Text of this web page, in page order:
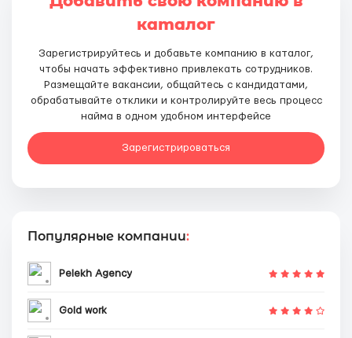
каталог
Зарегистрируйтесь и добавьте компанию в каталог,
чтобы начать эффективно привлекать сотрудников.
Размещайте вакансии, общайтесь с кандидатами,
обрабатывайте отклики и контролируйте весь процесс
найма в одном удобном интерфейсе
Зарегистрироваться
Популярные компании:
Pelekh Agency
Gold work